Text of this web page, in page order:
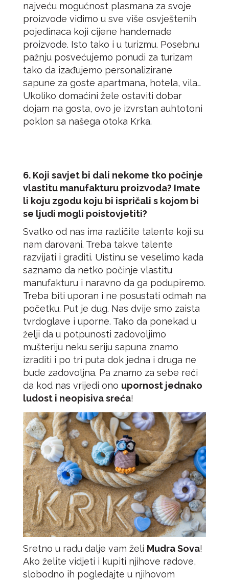
najveću mogućnost plasmana za svoje
proizvode vidimo u sve više osvještenih
pojedinaca koji cijene handemade
proizvode. Isto tako i u turizmu. Posebnu
pažnju posvećujemo ponudi za turizam
tako da izađujemo personalizirane
sapune za goste apartmana, hotela, vila…
Ukoliko domaćini žele ostaviti dobar
dojam na gosta, ovo je izvrstan auhtotoni
poklon sa našega otoka Krka.
6. Koji savjet bi dali nekome tko počinje
vlastitu manufakturu proizvoda? Imate
li koju zgodu koju bi ispričali s kojom bi
se ljudi mogli poistovjetiti?
Svatko od nas ima različite talente koji su
nam darovani. Treba takve talente
razvijati i graditi. Uistinu se veselimo kada
saznamo da netko počinje vlastitu
manufakturu i naravno da ga podupiremo.
Treba biti uporan i ne posustati odmah na
početku. Put je dug. Nas dvije smo zaista
tvrdoglave i uporne. Tako da ponekad u
želji da u potpunosti zadovoljimo
mušteriju neku seriju sapuna znamo
izraditi i po tri puta dok jedna i druga ne
bude zadovoljna. Pa znamo za sebe reći
da kod nas vrijedi ono upornost jednako
ludost i neopisiva sreća!
Sretno u radu dalje vam želi Mudra Sova!
Ako želite vidjeti i kupiti njihove radove,
slobodno ih pogledajte u njihovom